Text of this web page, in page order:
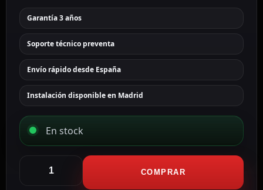
Garantía 3 años
Soporte técnico preventa
Envío rápido desde España
Instalación disponible en Madrid
En stock
Cámara
COMPRAR